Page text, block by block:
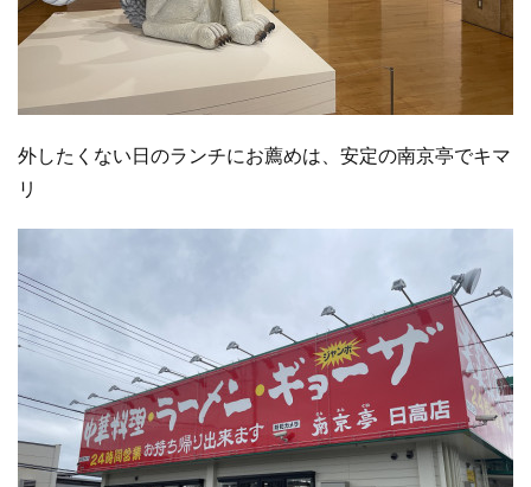
外したくない日のランチにお薦めは、安定の南京亭でキマ
リ